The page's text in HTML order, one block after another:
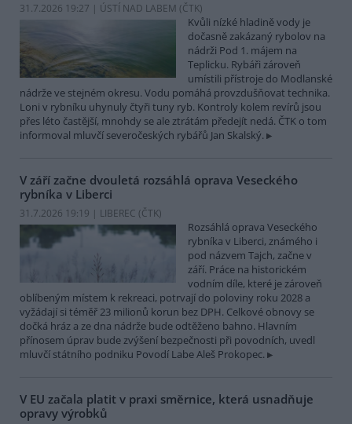
31.7.2026 19:27 | ÚSTÍ NAD LABEM (ČTK)
Kvůli nízké hladině vody je
dočasně zakázaný rybolov na
nádrži Pod 1. májem na
Teplicku. Rybáři zároveň
umístili přístroje do Modlanské
nádrže ve stejném okresu. Vodu pomáhá provzdušňovat technika.
Loni v rybníku uhynuly čtyři tuny ryb. Kontroly kolem revírů jsou
přes léto častější, mnohdy se ale ztrátám předejít nedá. ČTK o tom
informoval mluvčí severočeských rybářů Jan Skalský.
V září začne dvouletá rozsáhlá oprava Veseckého
rybníka v Liberci
31.7.2026 19:19 | LIBEREC (ČTK)
Rozsáhlá oprava Veseckého
rybníka v Liberci, známého i
pod názvem Tajch, začne v
září. Práce na historickém
vodním díle, které je zároveň
oblíbeným místem k rekreaci, potrvají do poloviny roku 2028 a
vyžádají si téměř 23 milionů korun bez DPH. Celkové obnovy se
dočká hráz a ze dna nádrže bude odtěženo bahno. Hlavním
přínosem úprav bude zvýšení bezpečnosti při povodních, uvedl
mluvčí státního podniku Povodí Labe Aleš Prokopec.
V EU začala platit v praxi směrnice, která usnadňuje
opravy výrobků